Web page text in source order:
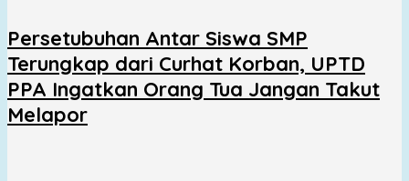
Persetubuhan Antar Siswa SMP
Terungkap dari Curhat Korban, UPTD
PPA Ingatkan Orang Tua Jangan Takut
Melapor